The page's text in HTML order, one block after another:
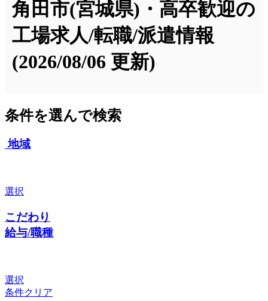
角田市(宮城県)・高卒歓迎の
工場求人/転職/派遣情報
(2026/08/06 更新)
条件を選んで検索
地域
選択
こだわり
給与/職種
選択
条件クリア